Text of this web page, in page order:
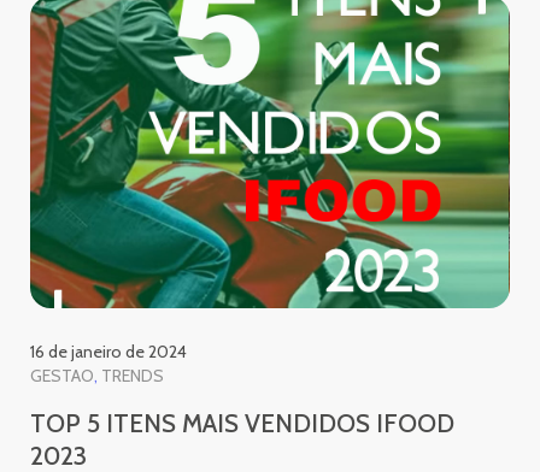
16 de janeiro de 2024
GESTAO TRENDS
TOP 5 ITENS MAIS VENDIDOS IFOOD
2023